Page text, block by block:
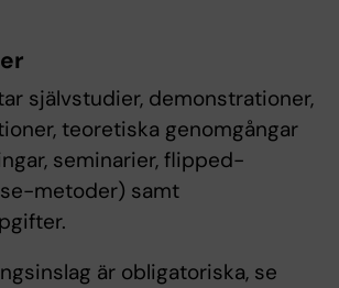
självstudier, demonstrationer,
teoretiska genomgångar
seminarier, flipped-
metoder) samt
är obligatoriska, se